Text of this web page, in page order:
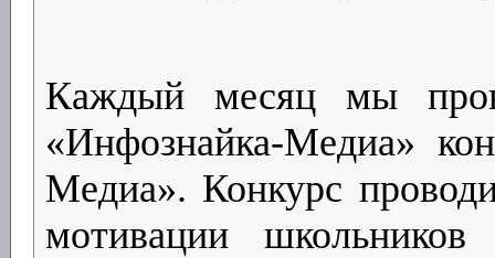
Каждый месяц мы
«Инфознайка-Медиа»
Медиа». Конкурс
мотивации